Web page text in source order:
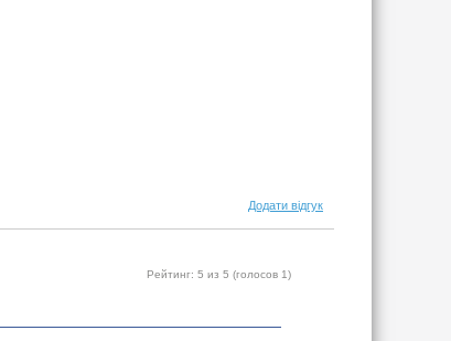
Додати відгук
Рейтинг: 5 из 5 (голосов 1)